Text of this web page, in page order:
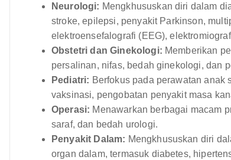
Neurologi: Mengkhususkan diri dalam
stroke, epilepsi, penyakit Parkinson,
elektroensefalografi (EEG),
Obstetri dan Ginekologi: Memberikan
persalinan, nifas, bedah ginekologi, dan
Pediatri: Berfokus pada perawatan anak
vaksinasi, pengobatan penyakit masa
Operasi: Menawarkan berbagai macam
saraf, dan bedah urologi.
Penyakit Dalam: Mengkhususkan diri
organ dalam, termasuk diabetes,